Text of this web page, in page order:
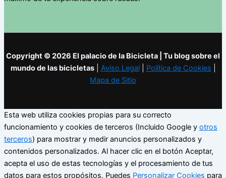
Copyright © 2026 El palacio de la Bicicleta | Tu blog sobre el
mundo de las bicicletas| Aviso Legal| Política de Cookies
Mapa de Sitio
Esta web utiliza cookies propias para su correcto
funcionamiento y cookies de terceros (Incluido Google y otros
terceros) para mostrar y medir anuncios personalizados y
contenidos personalizados. Al hacer clic en el botón Aceptar,
acepta el uso de estas tecnologías y el procesamiento de tus
datos para estos propósitos. Puedes Personalizar Cookies para